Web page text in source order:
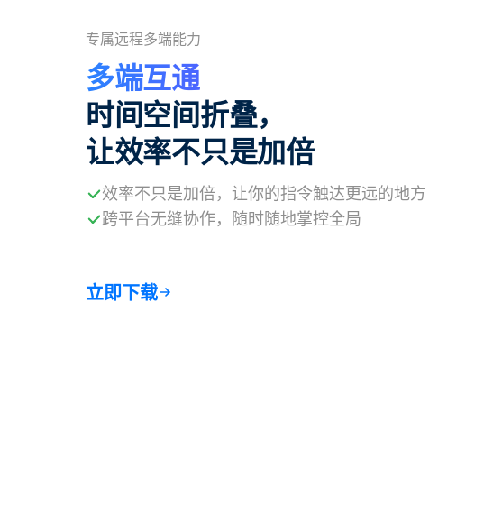
专属远程多端能力
多端互通
时间空间折叠，
让效率不只是加倍
效率不只是加倍，让你的指令触达更远的地方
跨平台无缝协作，随时随地掌控全局
立即下载